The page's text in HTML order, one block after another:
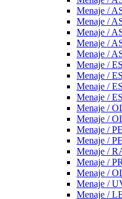
Menaje /
Menaje /
Menaje /
Menaje /
Menaje /
Menaje /
Menaje /
Menaje /
Menaje /
Menaje /
Menaje /
Menaje /
Menaje /
Menaje /
Menaje /
Menaje /
Menaje /
Menaje /